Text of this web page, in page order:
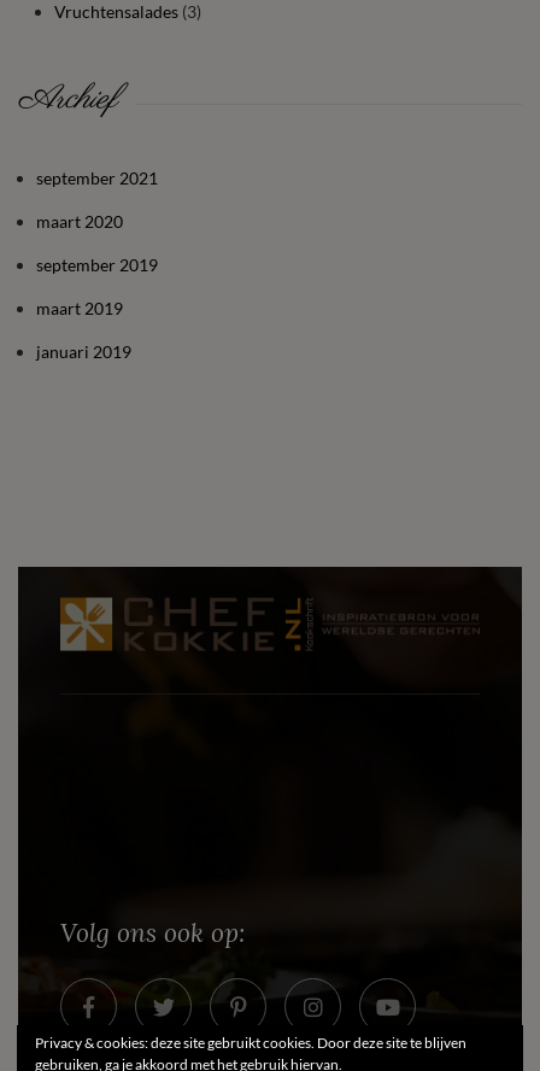
Vruchtensalades (3)
Archief
september 2021
maart 2020
september 2019
maart 2019
januari 2019
Volg ons ook op:
Privacy & cookies: deze site gebruikt cookies. Door deze site te blijven
gebruiken, ga je akkoord met het gebruik hiervan.